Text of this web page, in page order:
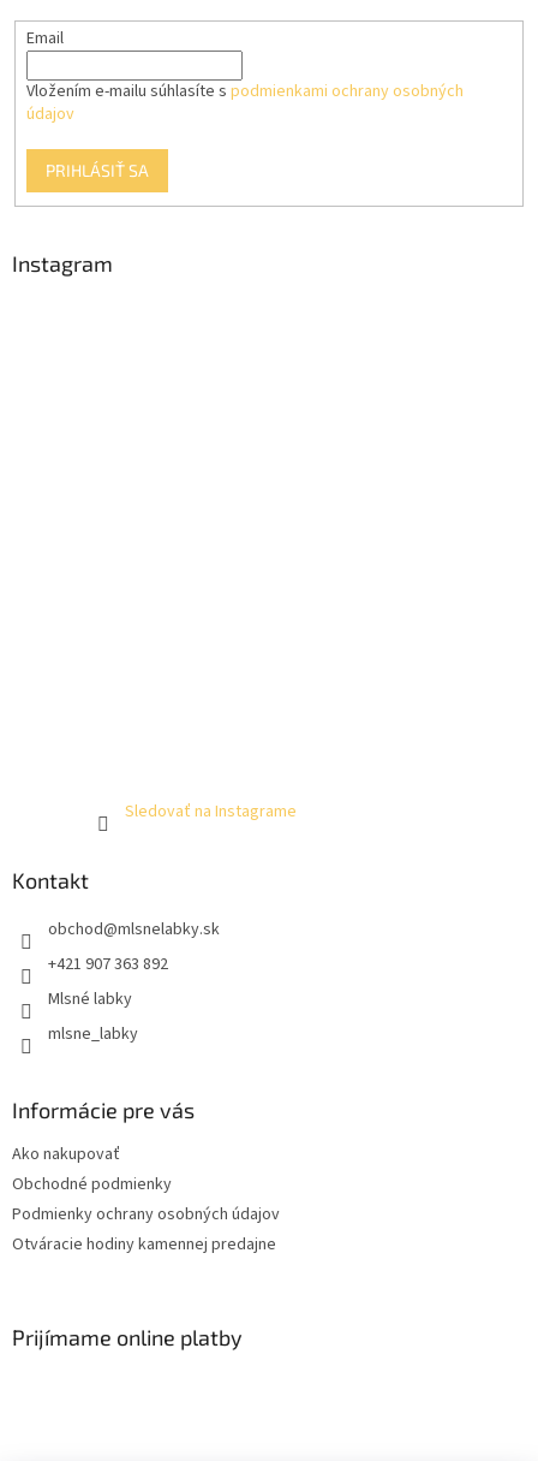
Email
Vložením e-mailu súhlasíte s podmienkami ochrany osobných
údajov
PRIHLÁSIŤ SA
Instagram
Sledovať na Instagrame
Kontakt
obchod@mlsnelabky.sk
+421 907 363 892
Mlsné labky
mlsne_labky
Informácie pre vás
Ako nakupovať
Obchodné podmienky
Podmienky ochrany osobných údajov
Otváracie hodiny kamennej predajne
Prijímame online platby